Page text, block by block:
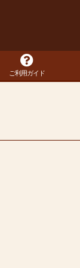
ご利用ガイド